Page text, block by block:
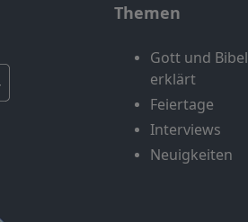
Themen
Gott und Bibel
erklärt
Feiertage
Interviews
Neuigkeiten